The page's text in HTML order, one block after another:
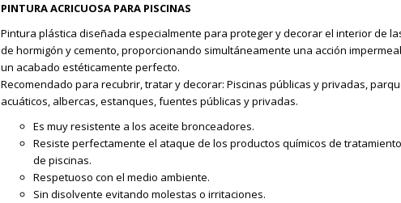
PINTURA ACRICUOSA PARA PISCINAS
Pintura plástica diseñada especialmente para proteger y decorar el interior de
de hormigón y cemento, proporcionando simultáneamente una acción
un acabado estéticamente perfecto.
Recomendado para recubrir, tratar y decorar: Piscinas públicas y privadas,
acuáticos, albercas, estanques, fuentes públicas y privadas.
Es muy resistente a los aceite bronceadores.
Resiste perfectamente el ataque de los productos químicos de
de piscinas.
Respetuoso con el medio ambiente.
Sin disolvente evitando molestas o irritaciones.